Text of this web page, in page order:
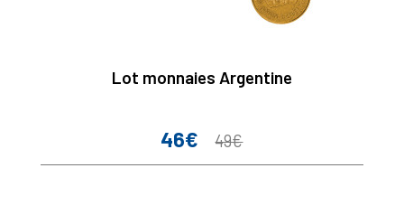
Lot monnaies Argentine
Prix
46€
Prix
49€